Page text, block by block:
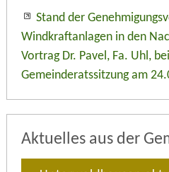
Stand der
Windkraftanlagen in den
Vortrag Dr. Pavel, Fa. Uhl,
Gemeinderatssitzung am
Aktuelles aus der